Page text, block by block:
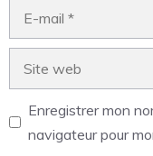
Enregistrer mon
navigateur pour